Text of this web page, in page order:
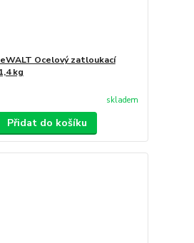
Ocelový zatloukací
kg
skladem
Přidat do košíku